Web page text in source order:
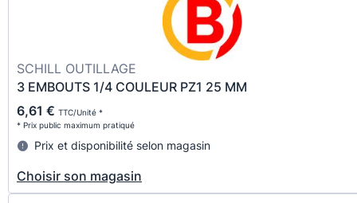
SCHILL OUTILLAGE
3 EMBOUTS 1/4 COULEUR PZ1 25 MM
6,61 € TTC/Unité *
* Prix public maximum pratiqué
Prix et disponibilité selon magasin
Choisir son magasin